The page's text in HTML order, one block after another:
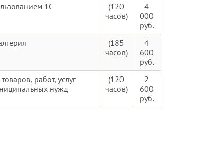
1С
(120
часов)
4
000
руб.
(185
часов)
4
600
руб.
работ, услуг
нужд
(120
часов)
2
600
руб.